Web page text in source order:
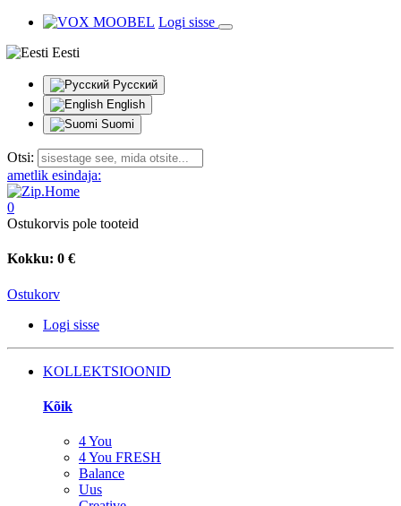
Logi sisse
Eesti
Русский
English
Suomi
Otsi:
ametlik esindaja:
0
Ostukorvis pole tooteid
Kokku: 0 €
Ostukorv
Logi sisse
KOLLEKTSIOONID
Kõik
4 You
4 You FRESH
Balance
Uus